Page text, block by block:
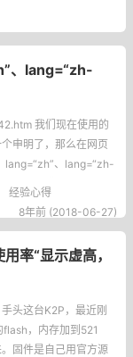
、lang=“zh-
我们现在使用的
申明了，那么在网页
、lang=“zh-
下面我们就一起来看
属于废弃用法。问题
经验心得
8年前 (2018-06-27)
率“显示虚高，
头这台K2P，最近刚
，内存加到521
固件是自己用官方源